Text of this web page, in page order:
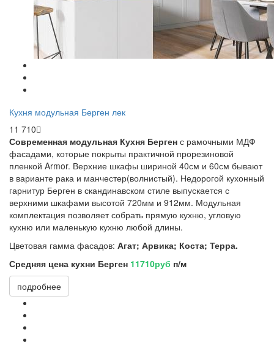
Кухня модульная Берген лек
11 710
Современная модульная Кухня Берген с рамочными МДФ
фасадами, которые покрыты практичной прорезиновой
пленкой Armor. Верхние шкафы шириной 40см и 60см бывают
в варианте рака и манчестер(волнистый). Недорогой кухонный
гарнитур Берген в скандинавском стиле выпускается с
верхними шкафами высотой 720мм и 912мм. Модульная
комплектация позволяет собрать прямую кухню, угловую
кухню или маленькую кухню любой длины.
Цветовая гамма фасадов: Агат; Арвика; Коста; Терра.
Средняя цена кухни Берген 11710руб п/м
подробнее